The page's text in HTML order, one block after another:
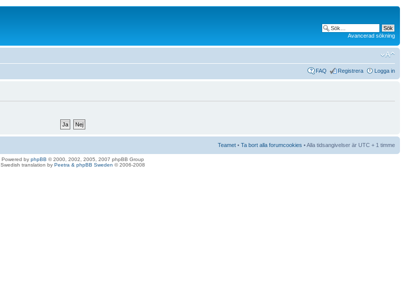
Avancerad sökning
FAQ Registrera Logga in
Teamet • Ta bort alla forumcookies • Alla tidsangivelser är UTC + 1 timme
Powered by phpBB © 2000, 2002, 2005, 2007 phpBB Group
Swedish translation by Peetra & phpBB Sweden © 2006-2008